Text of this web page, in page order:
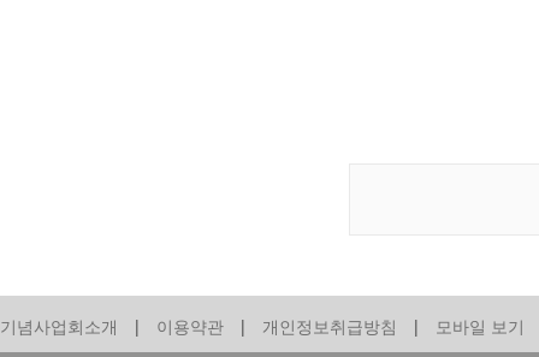
기념사업회소개 | 이용약관 | 개인정보취급방침 | 모바일 보기